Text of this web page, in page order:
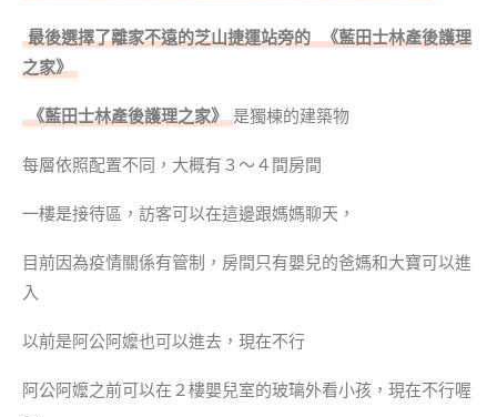
最後選擇了離家不遠的芝山捷運站旁的 《藍田士林產後護理
之家》
《藍田士林產後護理之家》 是獨棟的建築物
每層依照配置不同，大概有３～４間房間
一樓是接待區，訪客可以在這邊跟媽媽聊天，
目前因為疫情關係有管制，房間只有嬰兒的爸媽和大寶可以進
入
以前是阿公阿嬤也可以進去，現在不行
阿公阿嬤之前可以在２樓嬰兒室的玻璃外看小孩，現在不行喔